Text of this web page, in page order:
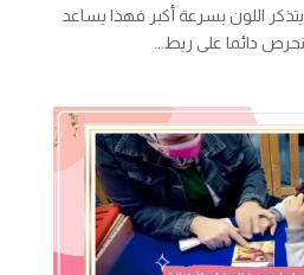
اللون بسرعة أكبر فهذا يساعد
دائما على ربط...